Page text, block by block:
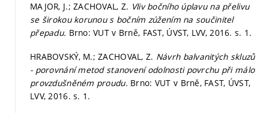
MAJOR, J.; ZACHOVAL, Z. Vliv bočního úplavu na přelivu
se širokou korunou s bočním zúžením na součinitel
přepadu. Brno: VUT v Brně, FAST, ÚVST, LVV, 2016.s. 1.
HRABOVSKÝ, M.; ZACHOVAL, Z. Návrh balvanitých skluzů
- porovnání metod stanovení odolnosti povrchu při málo
provzdušněném proudu. Brno: VUT v Brně, FAST, ÚVST,
LVV, 2016.s. 1.